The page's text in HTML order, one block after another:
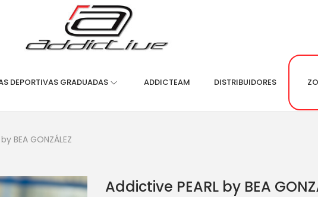
DEPORTIVAS GRADUADAS ADDICTEAM DISTRIBUIDORES
BEA GONZÁLEZ
Addictive PEARL by BEA